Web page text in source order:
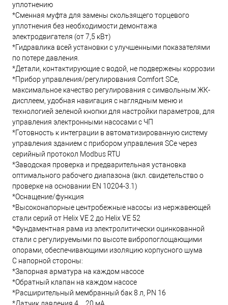
уплотнению
*Сменная муфта для замены скользящего торцевого
уплотнения без необходимости демонтажа
электродвигателя (от 7,5 кВт)
*Гидравлика всей установки с улучшенными показателями
по потере давления.
*Детали, контактирующие с водой, не подвержены коррозии
*Прибор управления/регулирования Comfort SCe,
максимальное качество регулирования с символьным ЖК-
дисплеем, удобная навигация с наглядным меню и
технологией зеленой кнопки для настройки параметров, для
управления электронными насосами с ЧП
*Готовность к интеграции в автоматизированную систему
управления зданием с прибором управления SCe через
серийный протокол Modbus RTU
*Заводская проверка и предварительная установка
оптимального рабочего диапазона (вкл. свидетельство о
проверке на основании EN 10204-3.1)
*Оснащение/функция
*Высоконапорные центробежные насосы из нержавеющей
стали серий от Helix VE 2 до Helix VE 52
*Фундаментная рама из электролитически оцинкованной
стали с регулируемыми по высоте вибропоглощающими
опорами, обеспечивающими изоляцию корпусного шума
С напорной стороны:
*Запорная арматура на каждом насосе
*Обратный клапан на каждом насосе
*Расширительный мембранный бак 8 л, PN 16